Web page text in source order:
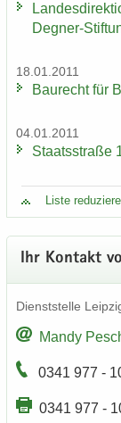
Degner-
18.01.2011
Bau­recht für
04.01.2011
Staats­stra­ße
Liste
Ihr Kon­takt
Dienst­stel­le
Mandy
0341 977 -
0341 977 -